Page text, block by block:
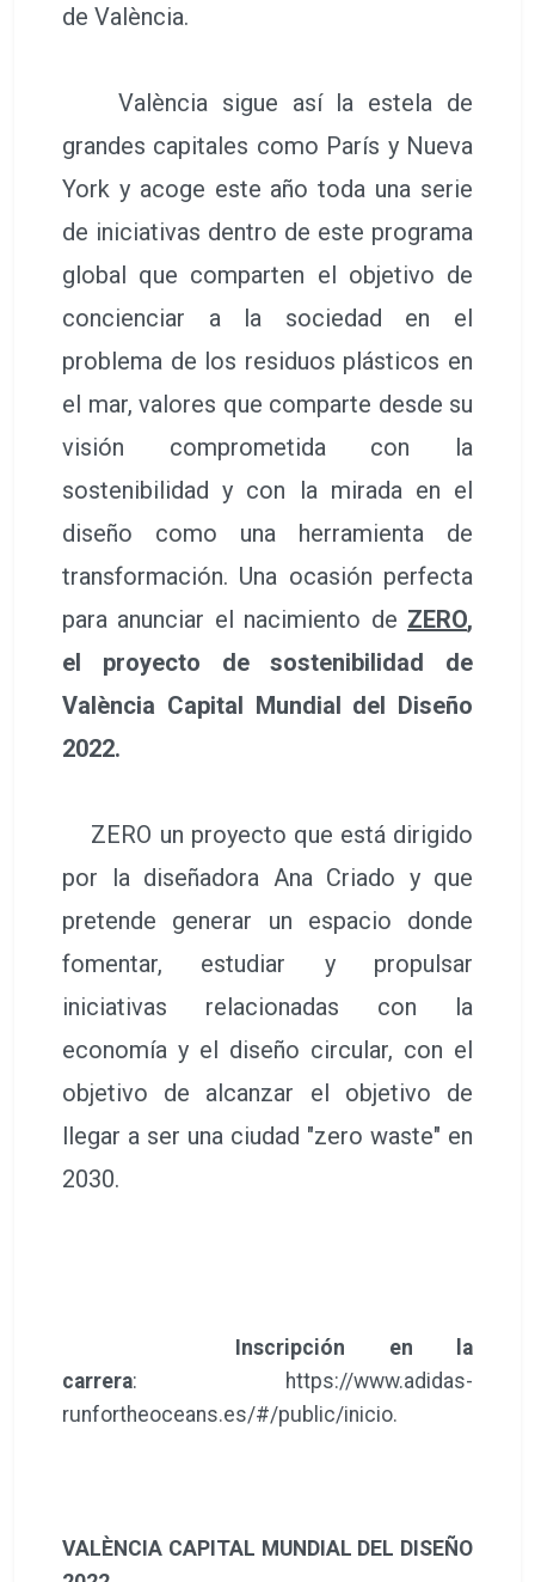
de València.
València sigue así la estela de
grandes capitales como París y Nueva
York y acoge este año toda una serie
de iniciativas dentro de este programa
global que comparten el objetivo de
concienciar a la sociedad en el
problema de los residuos plásticos en
el mar, valores que comparte desde su
visión comprometida con la
sostenibilidad y con la mirada en el
diseño como una herramienta de
transformación. Una ocasión perfecta
para anunciar el nacimiento de ZERO,
el proyecto de sostenibilidad de
València Capital Mundial del Diseño
2022.
ZERO un proyecto que está dirigido
por la diseñadora Ana Criado y que
pretende generar un espacio donde
fomentar, estudiar y propulsar
iniciativas relacionadas con la
economía y el diseño circular, con el
objetivo de alcanzar el objetivo de
llegar a ser una ciudad "zero waste" en
2030.
Inscripción en la
carrera: https://www.adidas-
runfortheoceans.es/#/public/inicio.
VALÈNCIA CAPITAL MUNDIAL DEL DISEÑO